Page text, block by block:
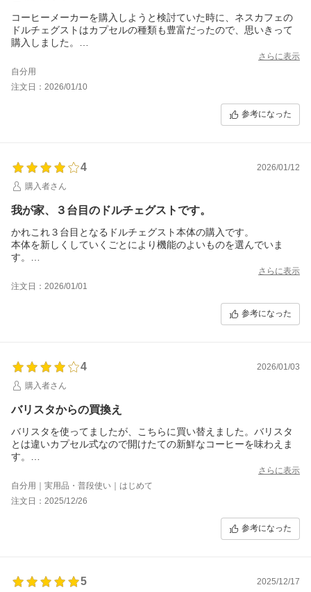
コーヒーメーカーを購入しようと検討ていた時に、ネスカフェの
ドルチェグストはカプセルの種類も豊富だったので、思いきって
購入しました。
手入れも簡単で、操作も簡単なので毎日コーヒーを淹れるのが楽
しみになりました。
デザインもとても気に入りました！
いろんなカプセルを試して、自分のお気に入りをみつけたいと思
さらに表示
自分用
注文日：2026/01/10
参考になった
4
2026/01/12
購入者さん
我が家、３台目のドルチェグストです。
かれこれ３台目となるドルチェグスト本体の購入です。
本体を新しくしていくごとにより機能のよいものを選んでいま
す。
今回のものは、ハンドドリップっぽくコーヒーを抽出できる機能
がついており、早速ためしてみたところ、めっちゃ香り高くコー
ヒーを淹れることができました！
気になる点は、カプセルを入れるときにタッチパネルに指が干渉
さらに表示
注文日：2026/01/01
参考になった
4
2026/01/03
購入者さん
バリスタからの買換え
バリスタを使ってましたが、こちらに買い替えました。バリスタ
とは違いカプセル式なので開けたての新鮮なコーヒーを味わえま
す。
色んなコーヒーフレーバーを試して自分のお気に入りを見つけた
いとおもいます！
さらに表示
自分用｜実用品・普段使い｜はじめて
注文日：2025/12/26
参考になった
5
2025/12/17